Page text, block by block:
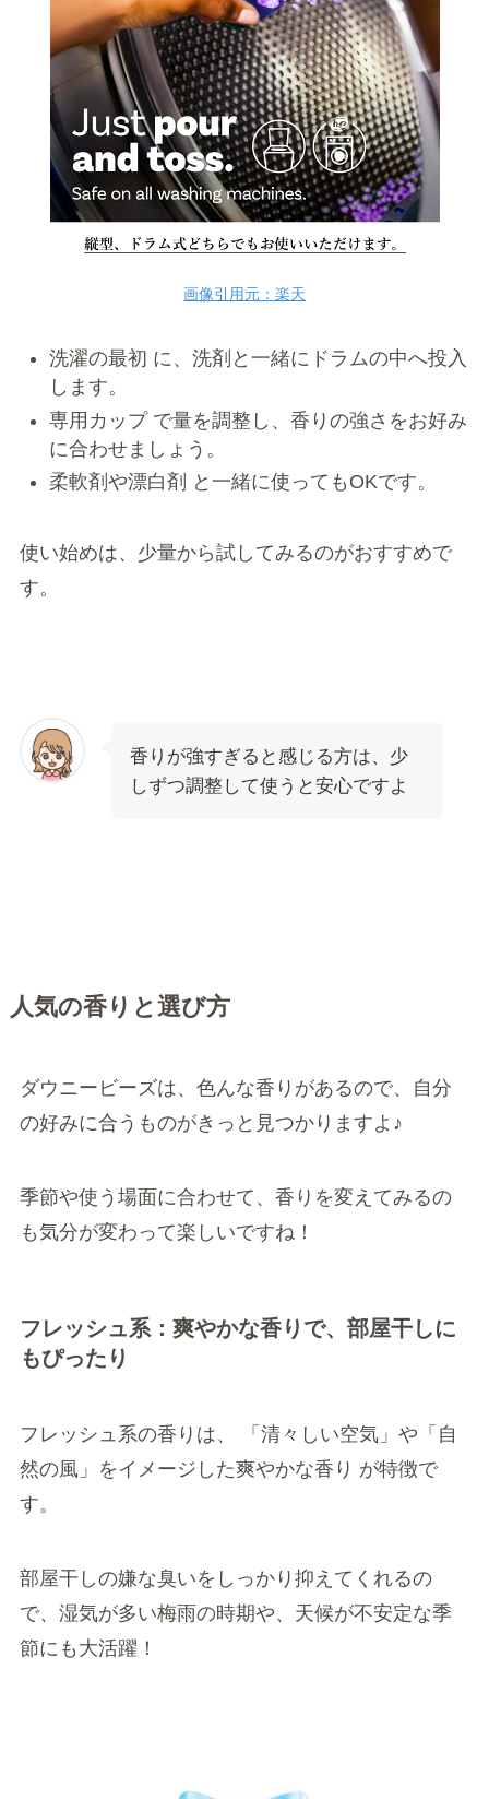
画像引用元：楽天
洗濯の最初 に、洗剤と一緒にドラムの中へ投入
します。
専用カップ で量を調整し、香りの強さをお好み
に合わせましょう。
柔軟剤や漂白剤 と一緒に使ってもOKです。
使い始めは、少量から試してみるのがおすすめで
す。
香りが強すぎると感じる方は、少
しずつ調整して使うと安心ですよ
人気の香りと選び方
ダウニービーズは、色んな香りがあるので、自分
の好みに合うものがきっと見つかりますよ♪
季節や使う場面に合わせて、香りを変えてみるの
も気分が変わって楽しいですね！
フレッシュ系：爽やかな香りで、部屋干しに
もぴったり
フレッシュ系の香りは、 「清々しい空気」や「自
然の風」をイメージした爽やかな香り が特徴で
す。
部屋干しの嫌な臭いをしっかり抑えてくれるの
で、湿気が多い梅雨の時期や、天候が不安定な季
節にも大活躍！